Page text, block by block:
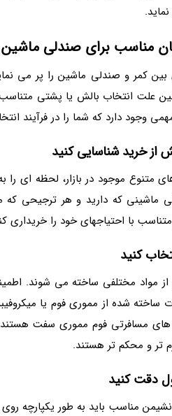
مناسب برای صندلی ماشین
کمر و صندلی ماشین را پر می
علت انتخاب بالش یا پشتی
وجود دارد که شما را در فرآیند
از خرید شناسایی کنید
متنوع موجود در بازار، لحظه ای
ماشینی که دارید و هر ترجیحی
با احتیاجهای خود را خریداری
کنید
مواد مختلفی ساخته می شوند.
ساخته شده از مموری فوم یا
مسافرتی فوم مموری سفت هستند
تر و محکم تر هستند.
دقت کنید
مناسب باید به طور یکپارچه روی